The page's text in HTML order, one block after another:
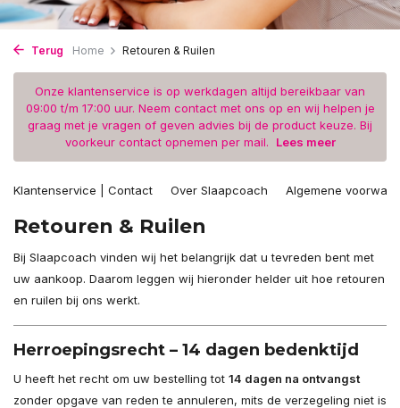
Terug Home Retouren & Ruilen
Onze klantenservice is op werkdagen altijd bereikbaar van
09:00 t/m 17:00 uur. Neem contact met ons op en wij helpen je
graag met je vragen of geven advies bij de product keuze. Bij
voorkeur contact opnemen per mail.
Lees meer
Klantenservice | Contact Over Slaapcoach Algemene
Retouren & Ruilen
Bij Slaapcoach vinden wij het belangrijk dat u tevreden bent met
uw aankoop. Daarom leggen wij hieronder helder uit hoe retouren
en ruilen bij ons werkt.
Herroepingsrecht – 14 dagen bedenktijd
U heeft het recht om uw bestelling tot 14 dagen na ontvangst
zonder opgave van reden te annuleren, mits de verzegeling niet is